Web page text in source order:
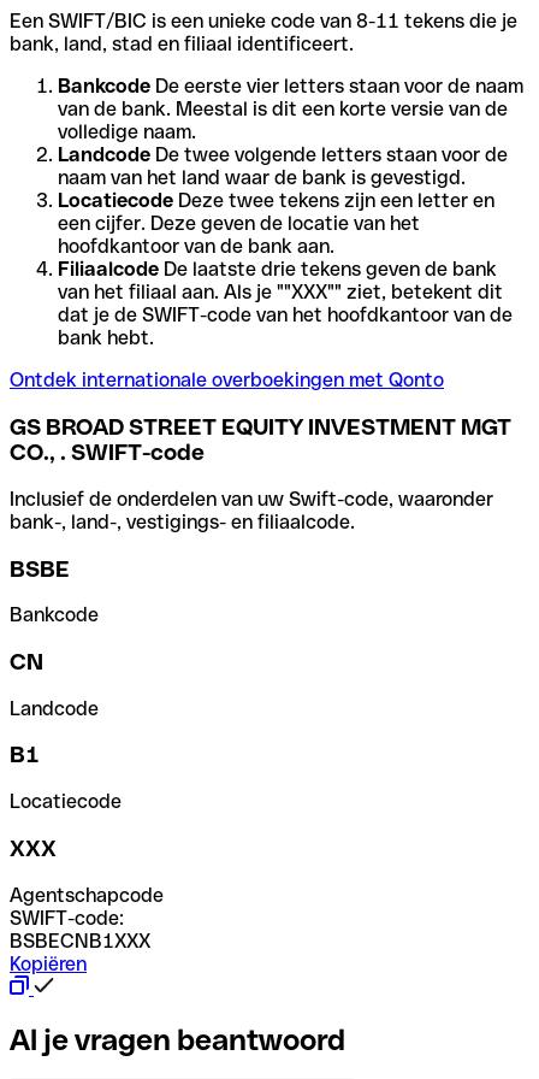
Een SWIFT/BIC is een unieke code van 8-11 tekens die je
bank, land, stad en filiaal identificeert.
Bankcode De eerste vier letters staan voor de naam
van de bank. Meestal is dit een korte versie van de
volledige naam.
Landcode De twee volgende letters staan voor de
naam van het land waar de bank is gevestigd.
Locatiecode Deze twee tekens zijn een letter en
een cijfer. Deze geven de locatie van het
hoofdkantoor van de bank aan.
Filiaalcode De laatste drie tekens geven de bank
van het filiaal aan. Als je ""XXX"" ziet, betekent dit
dat je de SWIFT-code van het hoofdkantoor van de
bank hebt.
Ontdek internationale overboekingen met Qonto
GS BROAD STREET EQUITY INVESTMENT MGT
CO., . SWIFT-code
Inclusief de onderdelen van uw Swift-code, waaronder
bank-, land-, vestigings- en filiaalcode.
BSBE
Bankcode
CN
Landcode
B1
Locatiecode
XXX
Agentschapcode
SWIFT-code:
BSBECNB1XXX
Kopiëren
Al je vragen beantwoord